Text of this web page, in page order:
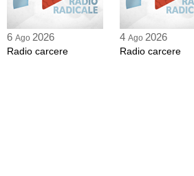
6 Ago 2026
Radio carcere
4 Ago 2026
Radio carcere